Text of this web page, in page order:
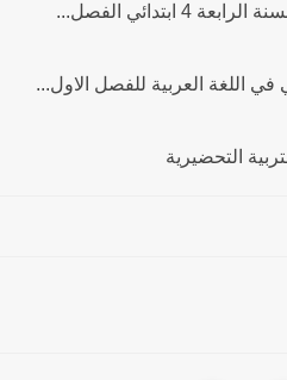
الفصل...
اللغة العربية للفصل الاول...
التحضيرية